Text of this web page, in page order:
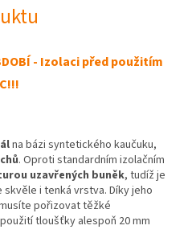
- Izolaci před použitím
na bázi syntetického kaučuku,
. Oproti standardním izolačním
uzavřených buněk, tudíž je
skvěle i tenká vrstva. Díky jeho
pořizovat těžké
tloušťky alespoň 20 mm